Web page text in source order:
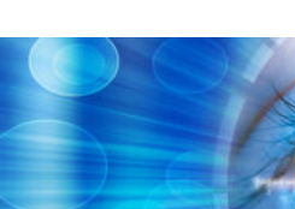
to
contentvinivida.lk